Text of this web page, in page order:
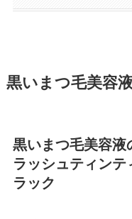
黒いまつ毛美容
黒いまつ毛美容液
ラッシュティン
ラック